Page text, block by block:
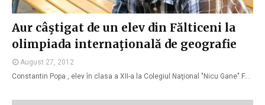
Aur câştigat de un elev din Fălticeni la
olimpiada internaţională de geografie
August 27, 2012
Constantin Popa , elev în clasa a XII-a la Colegiul Naţional "Nicu Gane" F…